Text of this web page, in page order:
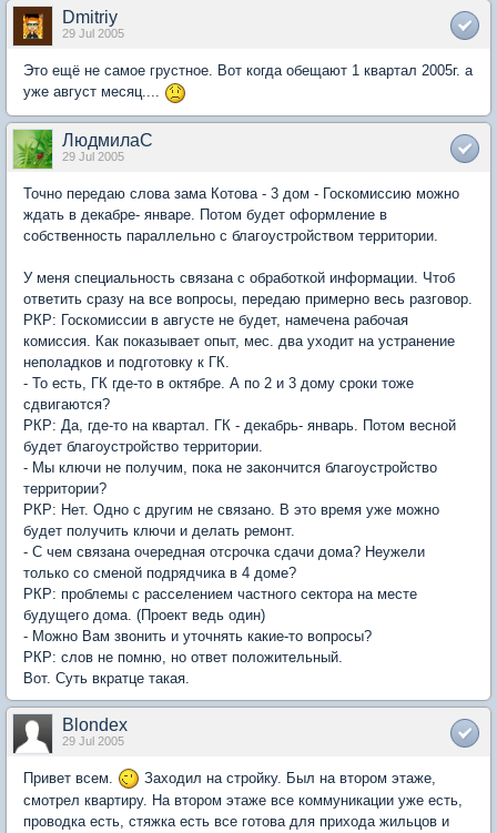
Dmitriy
29 Jul 2005
Это ещё не самое грустное. Вот когда обещают 1 квартал 2005г. а
уже август месяц....
ЛюдмилаС
29 Jul 2005
Точно передаю слова зама Котова - 3 дом - Госкомиссию можно
ждать в декабре- январе. Потом будет оформление в
собственность параллельно с благоустройством территории.
У меня специальность связана с обработкой информации. Чтоб
ответить сразу на все вопросы, передаю примерно весь разговор.
РКР: Госкомиссии в августе не будет, намечена рабочая
комиссия. Как показывает опыт, мес. два уходит на устранение
неполадков и подготовку к ГК.
- То есть, ГК где-то в октябре. А по 2 и 3 дому сроки тоже
сдвигаются?
РКР: Да, где-то на квартал. ГК - декабрь- январь. Потом весной
будет благоустройство территории.
- Мы ключи не получим, пока не закончится благоустройство
территории?
РКР: Нет. Одно с другим не связано. В это время уже можно
будет получить ключи и делать ремонт.
- С чем связана очередная отсрочка сдачи дома? Неужели
только со сменой подрядчика в 4 доме?
РКР: проблемы с расселением частного сектора на месте
будущего дома. (Проект ведь один)
- Можно Вам звонить и уточнять какие-то вопросы?
РКР: слов не помню, но ответ положительный.
Вот. Суть вкратце такая.
Blondex
29 Jul 2005
Привет всем.
Заходил на стройку. Был на втором этаже,
смотрел квартиру. На втором этаже все коммуникации уже есть,
проводка есть, стяжка есть все готова для прихода жильцов и